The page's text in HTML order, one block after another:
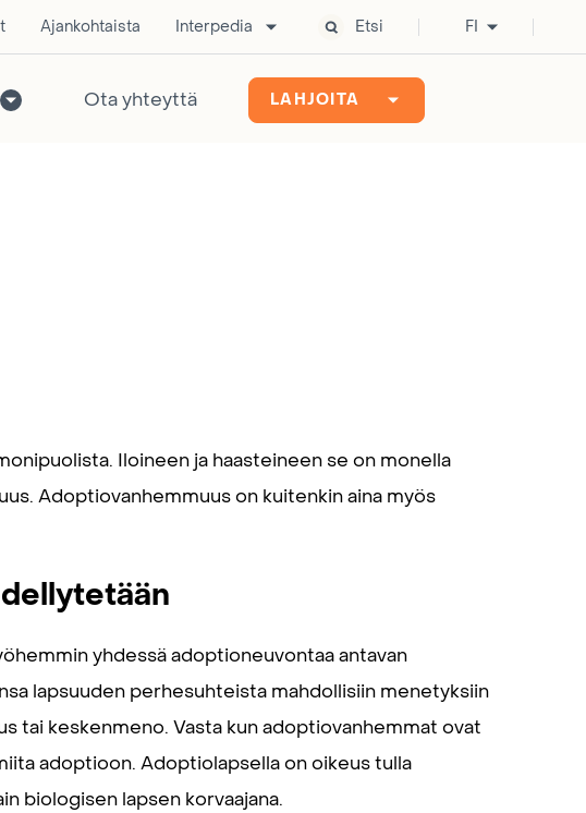
Ajankohtaista Interpedia Etsi FI
Ota yhteyttä LAHJOITA
Iloineen ja haasteineen se on monella
Adoptiovanhemmuus on kuitenkin aina myös
yhdessä adoptioneuvontaa antavan
lapsuuden perhesuhteista mahdollisiin menetyksiin
tai keskenmeno. Vasta kun adoptiovanhemmat ovat
adoptioon. Adoptiolapsella on oikeus tulla
biologisen lapsen korvaajana.